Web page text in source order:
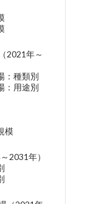
2021年～
：種類別
：用途別
模
2031年）